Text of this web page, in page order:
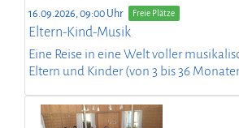
16.09.2026, 09:00 Uhr Freie Plätze
Eltern-Kind-Musik
Eine Reise in eine Welt voller
Eltern und Kinder (von 3 bis 36